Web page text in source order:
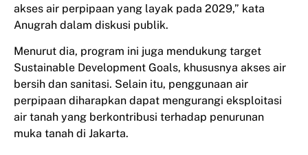
akses air perpipaan yang layak pada 2029,” kata
Anugrah dalam diskusi publik.
Menurut dia, program ini juga mendukung target
Sustainable Development Goals, khususnya akses air
bersih dan sanitasi. Selain itu, penggunaan air
perpipaan diharapkan dapat mengurangi eksploitasi
air tanah yang berkontribusi terhadap penurunan
muka tanah di Jakarta.